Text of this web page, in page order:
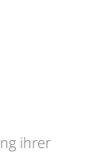
ihrer